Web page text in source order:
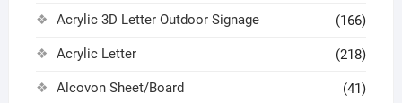
Acrylic 3D Letter Outdoor Signage (166)
Acrylic Letter (218)
Alcovon Sheet/Board (41)